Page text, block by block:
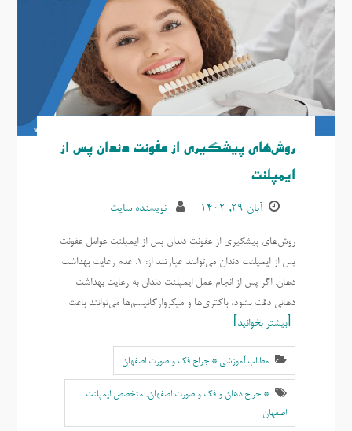
روش‌های پیشگیری از عفونت دندان پس از
ایمپلنت
آبان ۲۹, ۱۴۰۲ نویسنده سایت
روش‌های پیشگیری از عفونت دندان پس از ایمپلنت عوامل عفونت
پس از ایمپلنت دندان می‌توانند عبارتند از: 1. عدم رعایت بهداشت
دهان: اگر پس از انجام عمل ایمپلنت دندان به رعایت بهداشت
دهانی دقت نشود، باکتری‌ها و میکروارگانیسم‌ها می‌توانند باعث
بیشتر بخوانید
مطالب آموزشی * جراح فک و صورت اصفهان
* جراح دهان و فک و صورت اصفهان, متخصص ایمپلنت
اصفهان